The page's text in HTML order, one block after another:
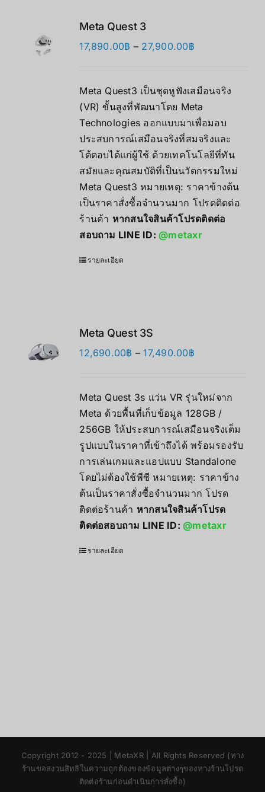
Meta Quest 3
17,890.00฿ – 27,900.00฿Price
through
27,900.00฿
Meta Quest3 เป็นชุดหูฟังเสมือนจริง
(VR) ขั้นสูงที่พัฒนาโดย Meta
Technologies ออกแบบมาเพื่อมอบ
ประสบการณ์เสมือนจริงที่สมจริงและ
โต้ตอบได้แก่ผู้ใช้ ด้วยเทคโนโลยีที่ทัน
สมัยและคุณสมบัติที่เป็นนวัตกรรมใหม่
Meta Quest3 หมายเหตุ: ราคาข้างต้น
เป็นราคาสั่งซื้อจำนวนมาก โปรดติดต่อ
ร้านค้า หากสนใจสินค้าโปรดติดต่อ
สอบถาม LINE ID:@metaxr
รายละเอียด
Meta Quest 3S
12,690.00฿ – 17,490.00฿Price
through
17,490.00฿
Meta Quest 3s แว่น VR รุ่นใหม่จาก
Meta ด้วยพื้นที่เก็บข้อมูล 128GB /
256GB ให้ประสบการณ์เสมือนจริงเต็ม
รูปแบบในราคาที่เข้าถึงได้ พร้อมรองรับ
การเล่นเกมและแอปแบบ Standalone
โดยไม่ต้องใช้พีซี หมายเหตุ: ราคาข้าง
ต้นเป็นราคาสั่งซื้อจำนวนมาก โปรด
ติดต่อร้านค้า หากสนใจสินค้าโปรด
ติดต่อสอบถาม LINE ID:@metaxr
รายละเอียด
Copyright 2012 - 2025 | MetaXR | All Rights Reserved (ทาง
ร้านขอสงวนสิทธิในความถูกต้องของข้อมูลต่างๆของทางร้านโปรด
ติดต่อร้านก่อนดำเนินการสั่งซื้อ)Chinese